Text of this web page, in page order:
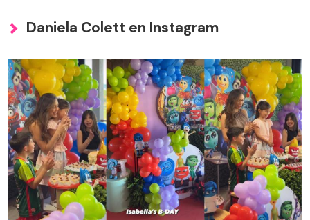
Daniela Colett en Instagram